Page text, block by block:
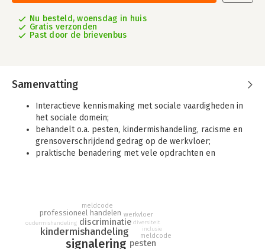
Nu besteld, woensdag in huis
Gratis verzonden
Past door de brievenbus
Samenvatting
Interactieve kennismaking met sociale vaardigheden in
het sociale domein;
behandelt o.a. pesten, kindermishandeling, racisme en
grensoverschrijdend gedrag op de werkvloer;
praktische benadering met vele opdrachten en
is een nieuw studieboek voor (toekomstige)
professionals binnen de domeinen zorg en welzijn,
gezondheidsstudies, onderwijs en sport. Studenten leren met
dit boek signalen van sociale onveiligheid te herkennen én wat
signalering
kindermishandeling
discriminatie
pesten
professioneel handelen
meldcode
werkvloer
diversiteit
inclusie
meldcode
oudermishandeling